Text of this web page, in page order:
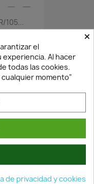
105...
24/48h
×
el
Al hacer
todas las cookies.
momento"
de privacidad y cookies